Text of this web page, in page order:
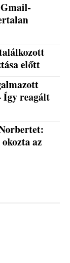
előtt
Így reagált
az